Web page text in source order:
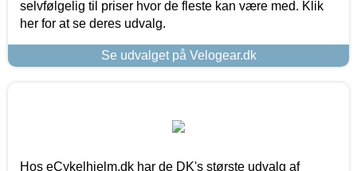
selvfølgelig til priser hvor de fleste kan være med. Klik
her for at se deres udvalg.
Se udvalget på Velogear.dk
Hos eCykelhjelm.dk har de DK's største udvalg af